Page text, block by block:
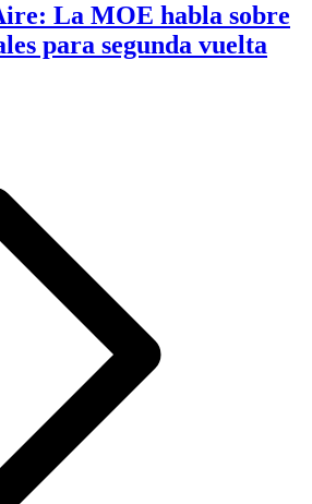
La MOE habla sobre
para segunda vuelta